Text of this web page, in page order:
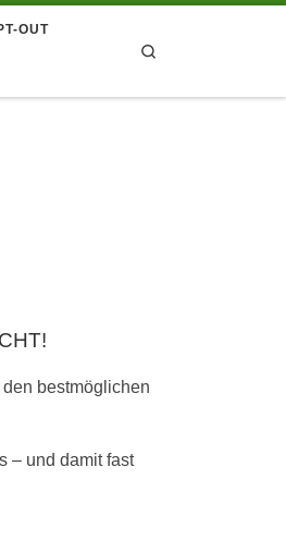
OUT
bestmöglichen
– und damit fast